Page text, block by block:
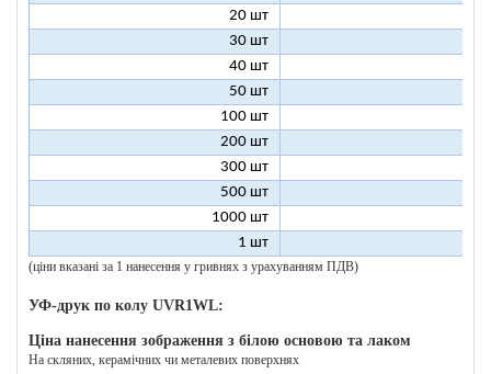
20 шт
30 шт
40 шт
50 шт
100 шт
200 шт
300 шт
500 шт
1000 шт
1 шт
(ціни вказані за 1 нанесення у гривнях з урахуванням ПДВ)
УФ-друк по колу UVR1WL:
Ціна нанесення зображення з білою основою та лаком
На скляних, керамічних чи металевих поверхнях